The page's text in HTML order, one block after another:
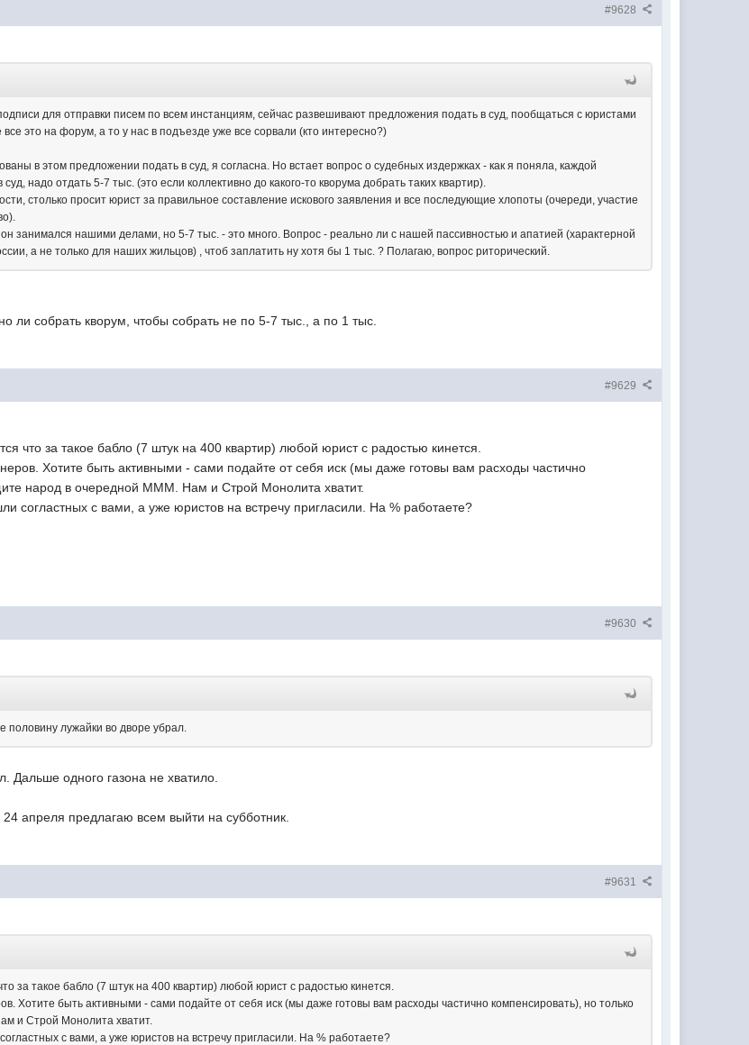
#9628
для отправки писем по всем инстанциям, сейчас развешивают предложения подать в суд, пообщаться с юристами
это на форум, а то у нас в подъезде уже все сорвали (кто интересно?)
в этом предложении подать в суд, я согласна. Но встает вопрос о судебных издержках - как я поняла, каждой
надо отдать 5-7 тыс. (это если коллективно до какого-то кворума добрать таких квартир).
столько просит юрист за правильное составление искового заявления и все последующие хлопоты (очереди, участие
занимался нашими делами, но 5-7 тыс. - это много. Вопрос - реально ли с нашей пассивностью и апатией (характерной
а не только для наших жильцов) , чтоб заплатить ну хотя бы 1 тыс. ? Полагаю, вопрос риторический.
ли собрать кворум, чтобы собрать не по 5-7 тыс., а по 1 тыс.
#9629
что за такое бабло (7 штук на 400 квартир) любой юрист с радостью кинется.
Хотите быть активными - сами подайте от себя иск (мы даже готовы вам расходы частично
народ в очередной МММ. Нам и Строй Монолита хватит.
согластных с вами, а уже юристов на встречу пригласили. На % работаете?
#9630
половину лужайки во дворе убрал.
Дальше одного газона не хватило.
апреля предлагаю всем выйти на субботник.
#9631
за такое бабло (7 штук на 400 квартир) любой юрист с радостью кинется.
Хотите быть активными - сами подайте от себя иск (мы даже готовы вам расходы частично компенсировать), но только
и Строй Монолита хватит.
с вами, а уже юристов на встречу пригласили. На % работаете?